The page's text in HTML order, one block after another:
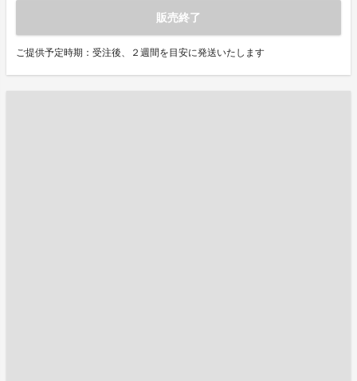
販売終了
ご提供予定時期：受注後、２週間を目安に発送いたします